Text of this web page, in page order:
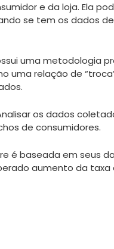
e da loja. Ela
se tem os dados
uma metodologia
uma relação de
os dados
de consumidores.
é baseada em seus
aumento da taxa